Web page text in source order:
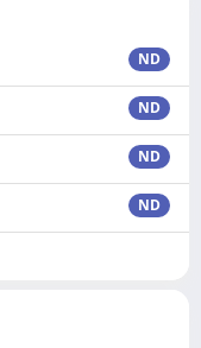
ND
ND
ND
ND